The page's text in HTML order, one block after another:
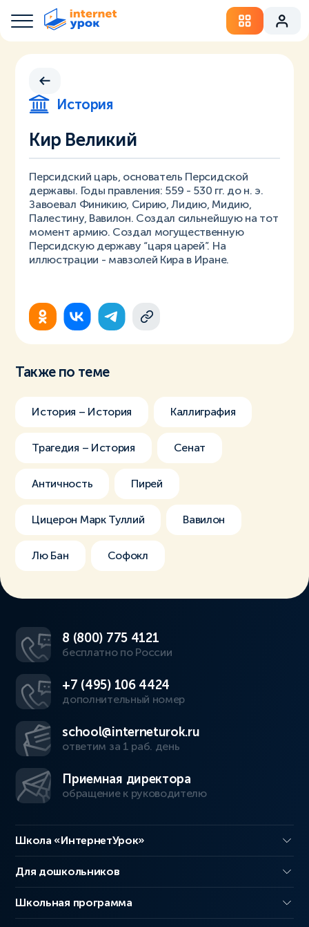
История
Кир Великий
Персидский царь, основатель Персидской
державы. Годы правления: 559 - 530 гг. до н. э.
Завоевал Финикию, Сирию, Лидию, Мидию,
Палестину, Вавилон. Создал сильнейшую на тот
момент армию. Создал могущественную
Персидскую державу “царя царей”. На
иллюстрации - мавзолей Кира в Иране.
Также по теме
История – История Каллиграфия
Трагедия – История Сенат
Античность Пирей
Цицерон Марк Туллий Вавилон
Лю Бан Софокл
8 (800) 775 4121
бесплатно по России
+7 (495) 106 4424
дополнительный номер
school@interneturok.ru
ответим за 1 раб. день
Приемная директора
обращение к руководителю
Школа «ИнтернетУрок»
Для дошкольников
Школьная программа